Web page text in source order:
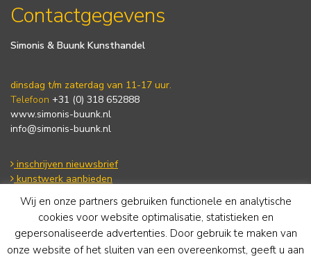
Contactgegevens
Simonis & Buunk Kunsthandel
dinsdag t/m zaterdag van 11-17 uur.
Telefoon +31 (0) 318 652888
www.simonis-buunk.nl
info@simonis-buunk.nl
inschrijven nieuwsbrief
kunstwerk aanbieden
Algemene voorwaarden
Privacy statement
Cookie Policy
Wij en onze partners gebruiken functionele en analytische
cookies voor website optimalisatie, statistieken en
gepersonaliseerde advertenties. Door gebruik te maken van
onze website of het sluiten van een overeenkomst, geeft u aan